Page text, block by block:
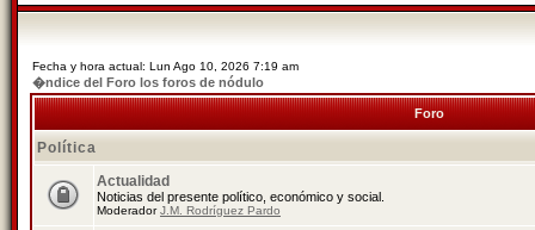
Fecha y hora actual: Lun Ago 10, 2026 7:19 am
�ndice del Foro los foros de nódulo
Foro
Política
Actualidad
Noticias del presente político, económico y social.
ModeradorJ.M. Rodríguez Pardo